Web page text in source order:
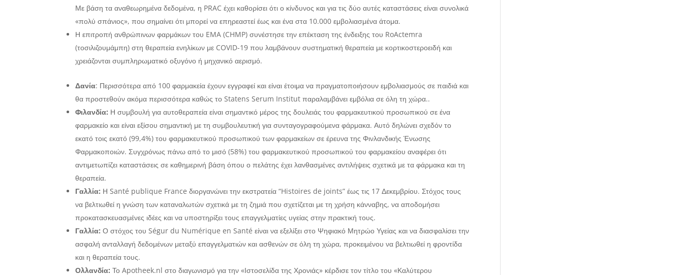
Με βάση τα αναθεωρημένα δεδομένα, η PRAC έχει καθορίσει ότι ο κίνδυνος και για τις δύο αυτές καταστάσεις είναι συνολικά
«πολύ σπάνιος», που σημαίνει ότι μπορεί να επηρεαστεί έως και ένα στα 10.000 εμβολιασμένα άτομα.
Η επιτροπή ανθρώπινων φαρμάκων του EMA (CHMP) συνέστησε την επέκταση της ένδειξης του RoActemra
(τοσιλιζουμάμπη) στη θεραπεία ενηλίκων με COVID-19 που λαμβάνουν συστηματική θεραπεία με κορτικοστεροειδή και
χρειάζονται συμπληρωματικό οξυγόνο ή μηχανικό αερισμό.
Δανία: Περισσότερα από 100 φαρμακεία έχουν εγγραφεί και είναι έτοιμα να πραγματοποιήσουν εμβολιασμούς σε παιδιά και
θα προστεθούν ακόμα περισσότερα καθώς το Statens Serum Institut παραλαμβάνει εμβόλια σε όλη τη χώρα..
Φιλανδία: Η συμβουλή για αυτοθεραπεία είναι σημαντικό μέρος της δουλειάς του φαρμακευτικού προσωπικού σε ένα
φαρμακείο και είναι εξίσου σημαντική με τη συμβουλευτική για συνταγογραφούμενα φάρμακα. Αυτό δηλώνει σχεδόν το
εκατό τοις εκατό (99,4%) του φαρμακευτικού προσωπικού των φαρμακείων σε έρευνα της Φινλανδικής Ένωσης
Φαρμακοποιών. Συγχρόνως πάνω από το μισό (58%) του φαρμακευτικού προσωπικού του φαρμακείου αναφέρει ότι
αντιμετωπίζει καταστάσεις σε καθημερινή βάση όπου ο πελάτης έχει λανθασμένες αντιλήψεις σχετικά με τα φάρμακα και τη
θεραπεία.
Γαλλία: Η Santé publique France διοργανώνει την εκστρατεία “Histoires de joints” έως τις 17 Δεκεμβρίου. Στόχος τους
να βελτιωθεί η γνώση των καταναλωτών σχετικά με τη ζημιά που σχετίζεται με τη χρήση κάνναβης, να αποδομήσει
προκατασκευασμένες ιδέες και να υποστηρίξει τους επαγγελματίες υγείας στην πρακτική τους.
Γαλλία:Ο στόχος του Ségur du Numérique en Santé είναι να εξελίξει στο Ψηφιακό Μητρώο Υγείας και να διασφαλίσει την
ασφαλή ανταλλαγή δεδομένων μεταξύ επαγγελματιών και ασθενών σε όλη τη χώρα, προκειμένου να βελτιωθεί η φροντίδα
και η θεραπεία τους.
Ολλανδία:Το Apotheek.nl στο διαγωνισμό για την «Ιστοσελίδα της Χρονιάς» κέρδισε τον τίτλο του «Καλύτερου